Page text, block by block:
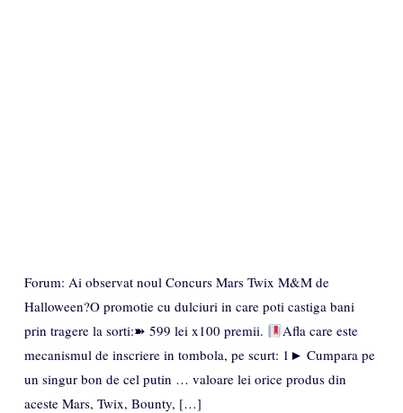
Forum: Ai observat noul Concurs Mars Twix M&M de
Halloween?O promotie cu dulciuri in care poti castiga bani
prin tragere la sorti:➽ 599 lei x100 premii.
Afla care este
mecanismul de inscriere in tombola, pe scurt: 1► Cumpara pe
un singur bon de cel putin … valoare lei orice produs din
aceste Mars, Twix, Bounty, […]